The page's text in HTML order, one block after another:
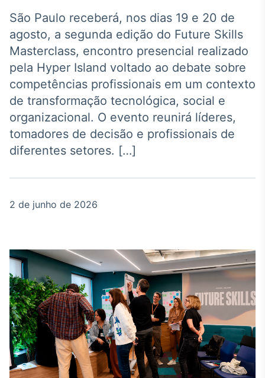
Agro
Tudo sobre o
agronegócio
Broadcast
Político
Os bastidores da
política em tempo
real
Broadcast
Broadcast
White Label
Plataforma para
conteúdos
personalizados
Soluções de Dados
e Conteúdos
Broadcast
OTC
São Paulo receberá, nos dias 19 e 20 de
agosto, a segunda edição do Future Skills
Masterclass, encontro presencial realizado
pela Hyper Island voltado ao debate sobre
competências profissionais em um contexto
de transformação tecnológica, social e
organizacional. O evento reunirá líderes,
tomadores de decisão e profissionais de
diferentes setores. […]
2 de junho de 2026